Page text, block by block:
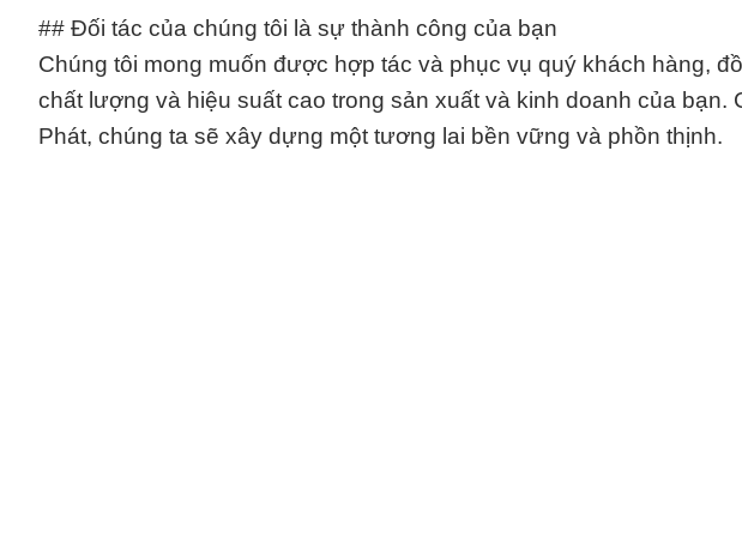
## Đối tác của chúng tôi là sự thành công của bạn
Chúng tôi mong muốn được hợp tác và phục vụ quý khách hàng,
chất lượng và hiệu suất cao trong sản xuất và kinh doanh của
Phát, chúng ta sẽ xây dựng một tương lai bền vững và phồn thịnh.